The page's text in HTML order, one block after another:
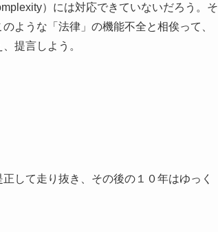
）には対応できていないだろう。そ
ような「法律」の機能不全と相俟って、
提言しよう。
して走り抜き、その後の１０年はゆっく